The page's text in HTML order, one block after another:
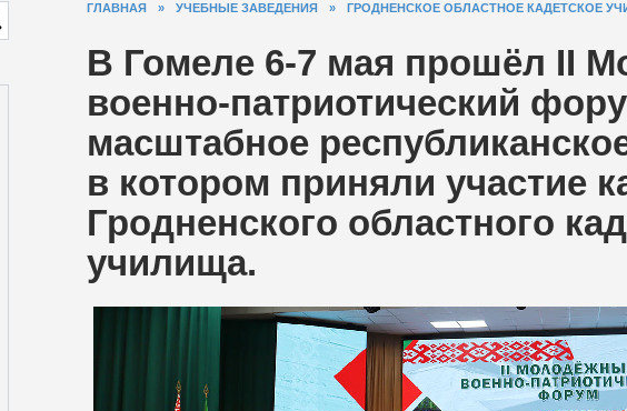
ГЛАВНАЯ » УЧЕБНЫЕ ЗАВЕДЕНИЯ » ГРОДНЕНСКОЕ ОБЛАСТНОЕ КАДЕТСКОЕ
В Гомеле 6-7 мая прошёл II
военно-патриотический
масштабное
в котором приняли участие
Гродненского областного
училища.